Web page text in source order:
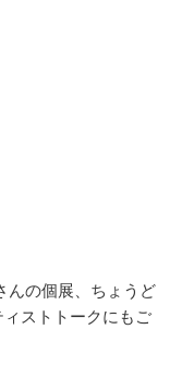
の個展、ちょうど
ストトークにもご